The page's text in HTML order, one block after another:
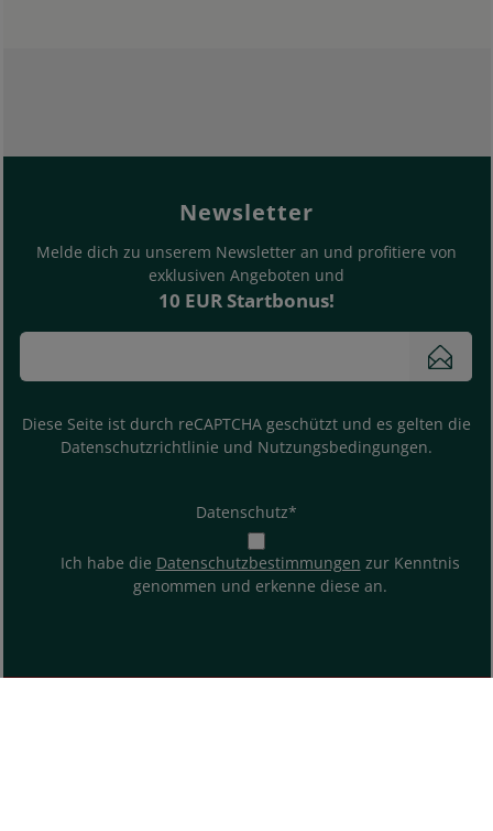
Newsletter
Melde dich zu unserem Newsletter an und profitiere von
exklusiven Angeboten und
10 EUR Startbonus!
Bitte deine E-Mail Adresse eingeben
Diese Seite ist durch reCAPTCHA geschützt und es gelten die
Datenschutzrichtlinie und Nutzungsbedingungen.
Datenschutz*
Ich habe die Datenschutzbestimmungen zur Kenntnis
genommen und erkenne diese an.